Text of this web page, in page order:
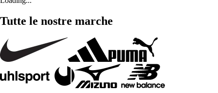
Tutte le nostre marche